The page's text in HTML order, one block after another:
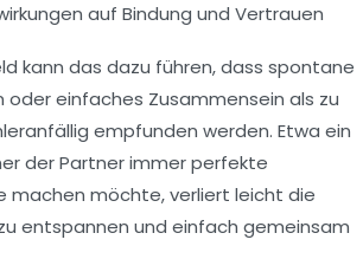
auf Bindung und Vertrauen
kann das dazu führen, dass spontane
oder einfaches Zusammensein als zu
empfunden werden. Etwa ein
der Partner immer perfekte
machen möchte, verliert leicht die
entspannen und einfach gemeinsam